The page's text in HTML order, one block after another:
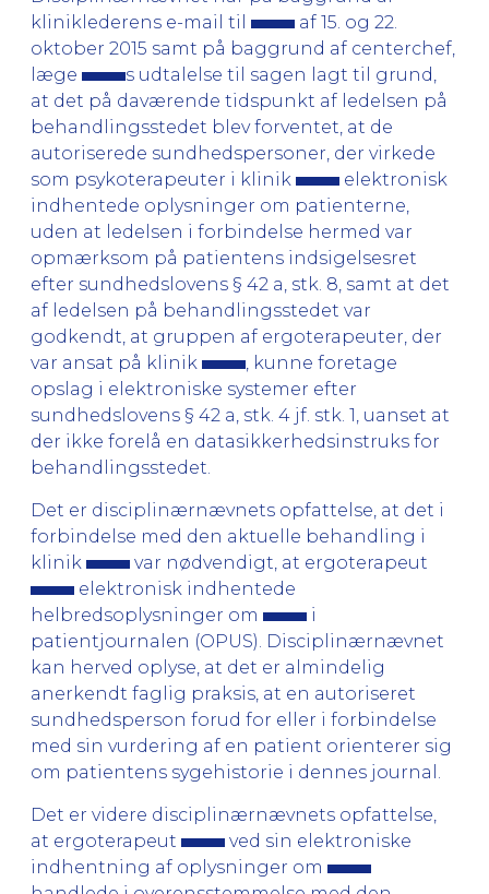
kliniklederens e-mail til
af 15. og 22.
oktober 2015 samt på baggrund af centerchef,
læge
s udtalelse til sagen lagt til grund,
at det på daværende tidspunkt af ledelsen på
behandlingsstedet blev forventet, at de
autoriserede sundhedspersoner, der virkede
som psykoterapeuter i klinik
elektronisk
indhentede oplysninger om patienterne,
uden at ledelsen i forbindelse hermed var
opmærksom på patientens indsigelsesret
efter sundhedslovens § 42 a, stk. 8, samt at det
af ledelsen på behandlingsstedet var
godkendt, at gruppen af ergoterapeuter, der
var ansat på klinik
, kunne foretage
opslag i elektroniske systemer efter
sundhedslovens § 42 a, stk. 4 jf. stk. 1, uanset at
der ikke forelå en datasikkerhedsinstruks for
behandlingsstedet.
Det er disciplinærnævnets opfattelse, at det i
forbindelse med den aktuelle behandling i
klinik
var nødvendigt, at ergoterapeut
elektronisk indhentede
helbredsoplysninger om
i
patientjournalen (OPUS). Disciplinærnævnet
kan herved oplyse, at det er almindelig
anerkendt faglig praksis, at en autoriseret
sundhedsperson forud for eller i forbindelse
med sin vurdering af en patient orienterer sig
om patientens sygehistorie i dennes journal.
Det er videre disciplinærnævnets opfattelse,
at ergoterapeut
ved sin elektroniske
indhentning af oplysninger om